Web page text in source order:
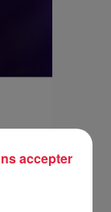
accepter